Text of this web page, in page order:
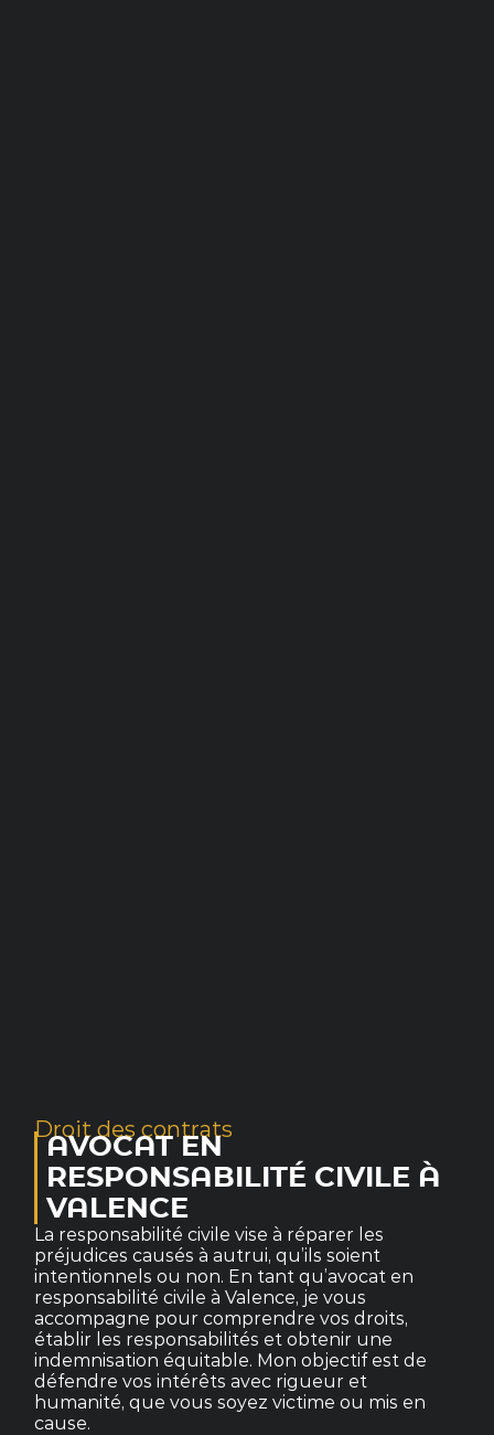
Droit des contrats
AVOCAT EN
RESPONSABILITÉ CIVILE À
VALENCE
La responsabilité civile vise à réparer les
préjudices causés à autrui, qu’ils soient
intentionnels ou non. En tant qu’avocat en
responsabilité civile à Valence, je vous
accompagne pour comprendre vos droits,
établir les responsabilités et obtenir une
indemnisation équitable. Mon objectif est de
défendre vos intérêts avec rigueur et
humanité, que vous soyez victime ou mis en
cause.